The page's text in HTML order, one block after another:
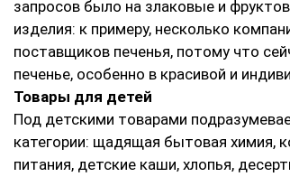
запросов было на злаковые и
изделия: к примеру, несколько
поставщиков печенья, потому что
печенье, особенно в красивой и
Товары для детей
Под детскими товарами
категории: щадящая бытовая химия,
питания, детские каши, хлопья,